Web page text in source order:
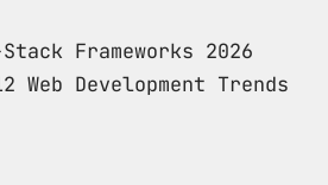
Frameworks 2026
Web Development Trends